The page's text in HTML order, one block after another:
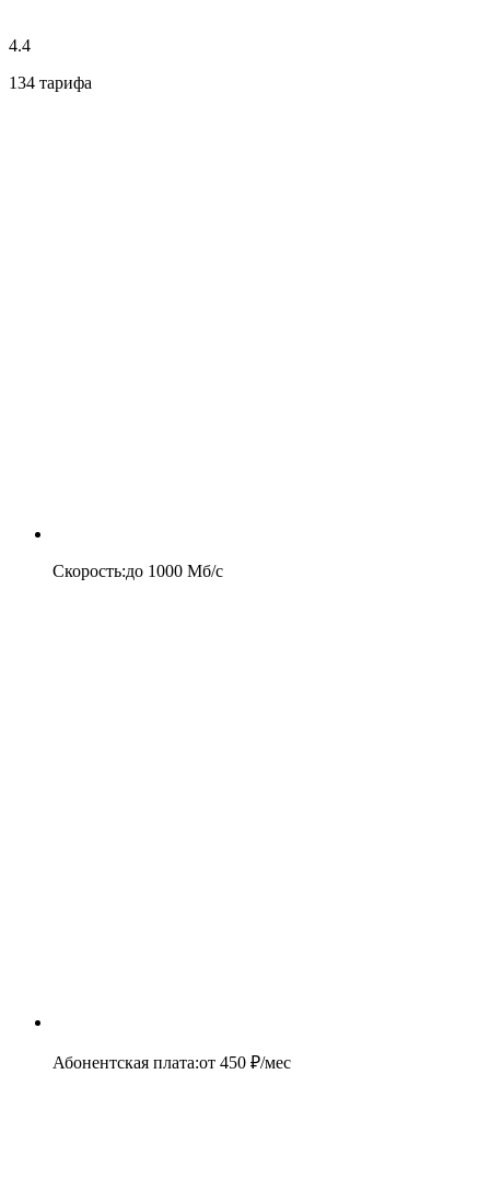
4.4
134 тарифа
Скорость:до 1000 Мб/c
Абонентская плата:от 450 ₽/мес